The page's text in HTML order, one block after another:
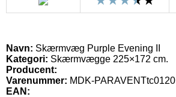
Navn: Skærmvæg Purple Evening II
Kategori: Skærmvægge 225×172 cm.
Producent:
Varenummer: MDK-PARAVENTtc0120
EAN: